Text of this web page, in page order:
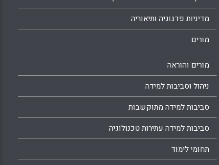
מדיניות פדגוגיה ותיאוריה
מורים
מורים והוראה
ניהול וסביבות למידה
סביבות למידה מתוקשבות
סביבות למידה עתירות טכנולוגיה
תחומי לימוד